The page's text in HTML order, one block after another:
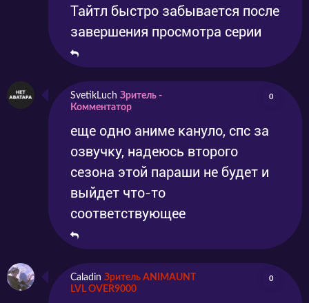
Тайтл быстро забывается после
завершения просмотра серии
SvetikLuch Зритель -
Комментатор
0
еще одно аниме кануло, спс за
озвучку, надеюсь второго
сезона этой параши не будет и
выйдет что-то
соответствующее
Caladin Зритель ANIMAUNT
LVL OVER9000
0